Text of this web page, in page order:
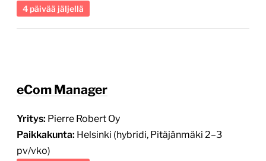
4 päivää jäljellä
eCom Manager
Yritys: Pierre Robert Oy
Paikkakunta: Helsinki (hybridi, Pitäjänmäki 2–3
pv/vko)